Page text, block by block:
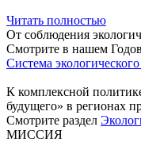
Читать полностью
От соблюдения
Смотрите в нашем
Система
К комплексной
будущего» в регионах
Смотрите раздел
МИССИЯ